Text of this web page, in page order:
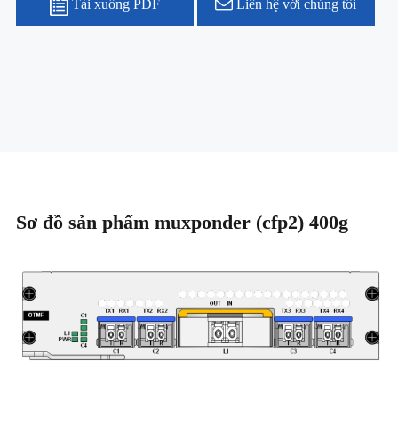
Tải xuống PDF Liên hệ với chúng tôi
Sơ đồ sản phẩm muxponder (cfp2) 400g